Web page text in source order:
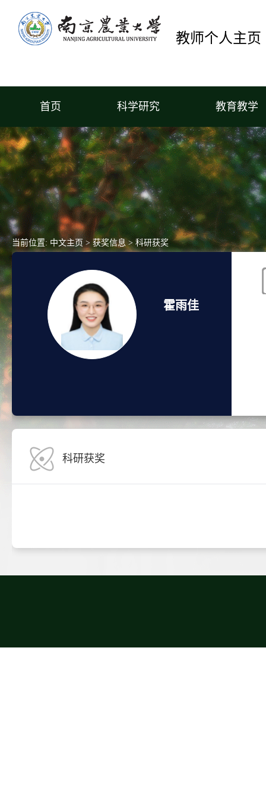
教师个人主页
首页 科学研究 教育教学
当前位置: 中文主页>获奖信息>科研获奖
霍雨佳
科研获奖